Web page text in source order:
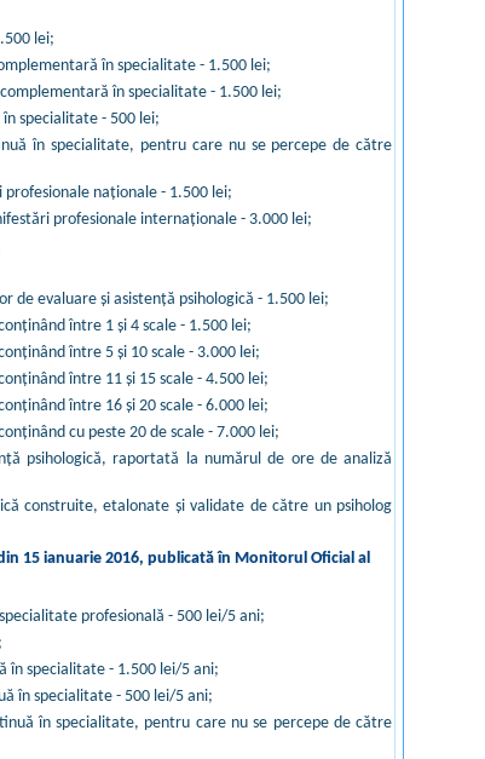
lei;
în specialitate - 1.500 lei;
în specialitate - 1.500 lei;
specialitate - 500 lei;
în specialitate, pentru care nu se percepe de către
naţionale - 1.500 lei;
profesionale internaţionale - 3.000 lei;
evaluare şi asistenţă psihologică - 1.500 lei;
între 1 şi 4 scale - 1.500 lei;
între 5 şi 10 scale - 3.000 lei;
între 11 şi 15 scale - 4.500 lei;
între 16 şi 20 scale - 6.000 lei;
cu peste 20 de scale - 7.000 lei;
psihologică, raportată la numărul de ore de analiză
construite, etalonate şi validate de către un psiholog
15 ianuarie 2016, publicată în Monitorul Oficial al
profesională - 500 lei/5 ani;
în specialitate - 1.500 lei/5 ani;
în specialitate - 500 lei/5 ani;
în specialitate, pentru care nu se percepe de către